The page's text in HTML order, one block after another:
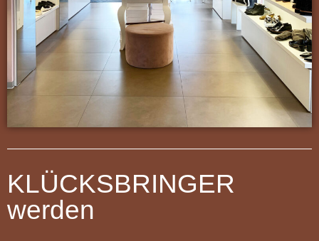
KLÜCKSBRINGER
werden